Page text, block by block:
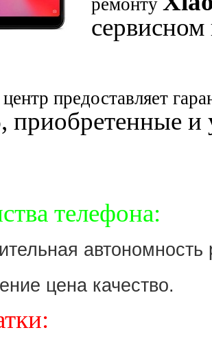
сервисном
предоставляет
, приобретенные и
телефона:
автономность
цена качество.